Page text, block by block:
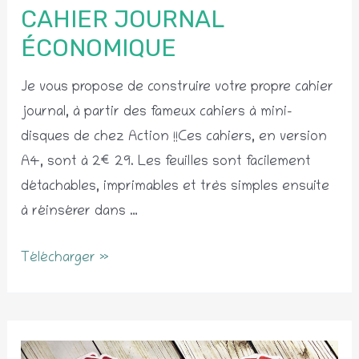
CAHIER JOURNAL
ÉCONOMIQUE
Je vous propose de construire votre propre cahier
journal, à partir des fameux cahiers à mini-
disques de chez Action !!Ces cahiers, en version
A4, sont à 2€29. Les feuilles sont facilement
détachables, imprimables et très simples ensuite
à réinsérer dans …
Cahier
Télécharger »